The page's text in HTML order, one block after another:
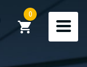
0